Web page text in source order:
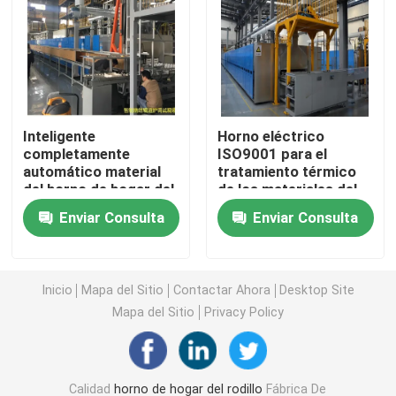
horno de la correa de la malla
Horno encajonado
horno de tubo
horno de la lanzadera
Horno de recocido
Inteligente
completamente
automático material
del horno de hogar del
rodillo de la atmósfera
del horno de
sinterización del alto
Enviar Consulta
Horno eléctrico
ISO9001 para el
tratamiento térmico
de los materiales del
electrodo del ánodo y
del cátodo de la
batería de litio
Enviar Consulta
Inicio Mapa del Sitio Contactar Ahora
Desktop Site
Mapa del Sitio
Privacy Policy
Calidad horno de hogar del rodillo Fábrica De